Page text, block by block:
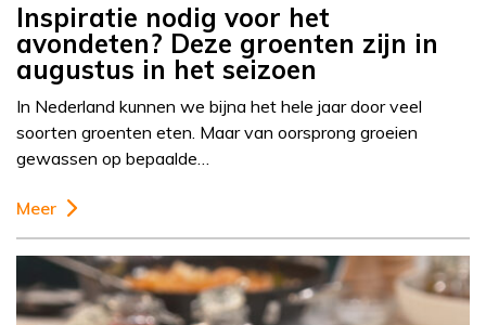
Inspiratie nodig voor het
avondeten? Deze groenten zijn in
augustus in het seizoen
In Nederland kunnen we bijna het hele jaar door veel
soorten groenten eten. Maar van oorsprong groeien
gewassen op bepaalde…
Meer